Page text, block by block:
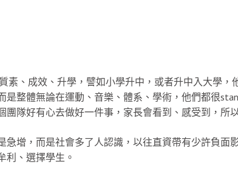
素、成效、升學，譬如小學升中，或者升中入大學，
是整體無論在運動、音樂、體系、學術，他們都很
隊好有心去做好一件事，家長會看到、感受到，所
急增，而是社會多了人認識，以往直資帶有少許負面
利、選擇學生。